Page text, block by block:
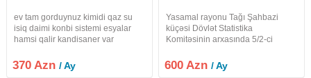
ev tam gorduynuz kimidi qaz su
isiq daimi konbi sistemi esyalar
hamsi qalir kandisaner var
370 Azn/ Ay
Yasamal rayonu Tağı Şahbazi
küçəsi Dövlət Statistika
Komitəsinin arxasında 5/2-ci
mənzil hər bir şəraiti ilə kirayə
verilir.Su, qaz, işıq var.Əlavə
600 Azn/ Ay